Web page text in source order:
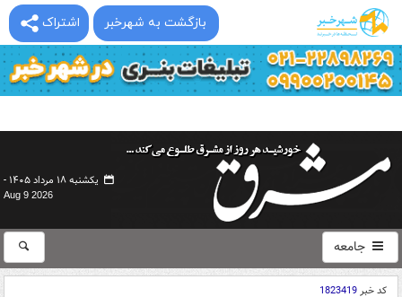
اشتراک بازگشت به شهرخبر